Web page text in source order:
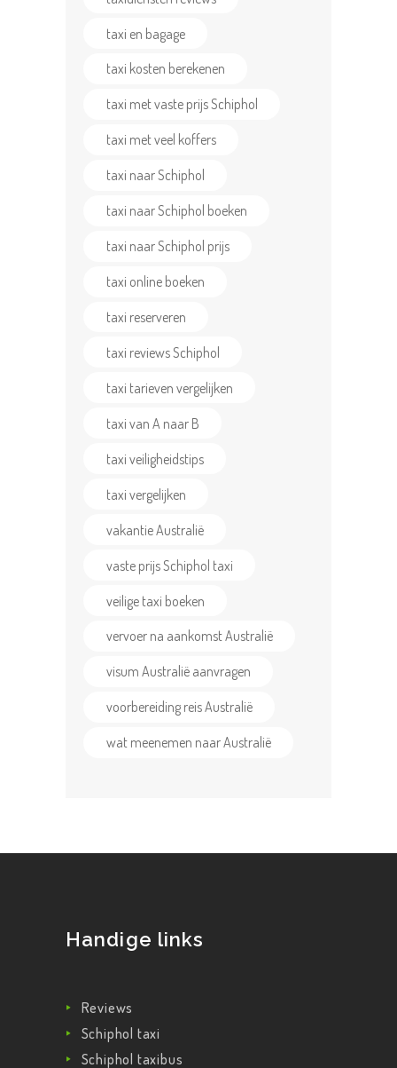
taxi en bagage
taxi kosten berekenen
taxi met vaste prijs Schiphol
taxi met veel koffers
taxi naar Schiphol
taxi naar Schiphol boeken
taxi naar Schiphol prijs
taxi online boeken
taxi reserveren
taxi reviews Schiphol
taxi tarieven vergelijken
taxi van A naar B
taxi veiligheidstips
taxi vergelijken
vakantie Australië
vaste prijs Schiphol taxi
veilige taxi boeken
vervoer na aankomst Australië
visum Australië aanvragen
voorbereiding reis Australië
wat meenemen naar Australië
Handige links
Reviews
Schiphol taxi
Schiphol taxibus